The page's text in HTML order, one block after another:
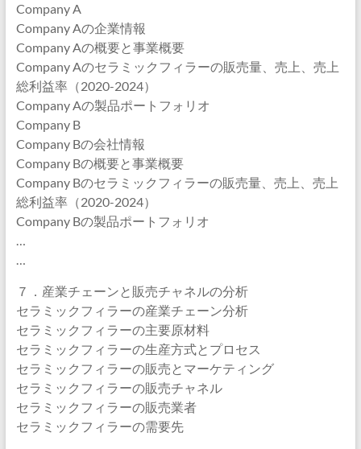
Company A
Company Aの企業情報
Company Aの概要と事業概要
Company Aのセラミックフィラーの販売量、売上、売上
総利益率（2020-2024）
Company Aの製品ポートフォリオ
Company B
Company Bの会社情報
Company Bの概要と事業概要
Company Bのセラミックフィラーの販売量、売上、売上
総利益率（2020-2024）
Company Bの製品ポートフォリオ
…
…
７．産業チェーンと販売チャネルの分析
セラミックフィラーの産業チェーン分析
セラミックフィラーの主要原材料
セラミックフィラーの生産方式とプロセス
セラミックフィラーの販売とマーケティング
セラミックフィラーの販売チャネル
セラミックフィラーの販売業者
セラミックフィラーの需要先